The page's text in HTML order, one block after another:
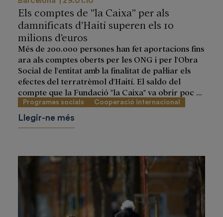
Els comptes de ”la Caixa” per als
damnificats d’Haití superen els 10
milions d’euros
Més de 200.000 persones han fet aportacions fins
ara als comptes oberts per les ONG i per l'Obra
Social de l'entitat amb la finalitat de pal·liar els
efectes del terratrèmol d'Haití. El saldo del
compte que la Fundació "la Caixa" va obrir poc ...
Programes socials Cooperació internacional
Llegir-ne més